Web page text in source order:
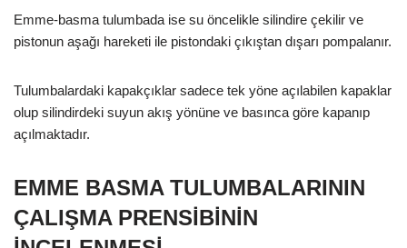
Emme-basma tulumbada ise su öncelikle silindire çekilir ve
pistonun aşağı hareketi ile pistondaki çıkıştan dışarı pompalanır.
Tulumbalardaki kapakçıklar sadece tek yöne açılabilen kapaklar
olup silindirdeki suyun akış yönüne ve basınca göre kapanıp
açılmaktadır.
EMME BASMA TULUMBALARININ
ÇALIŞMA PRENSİBİNİN